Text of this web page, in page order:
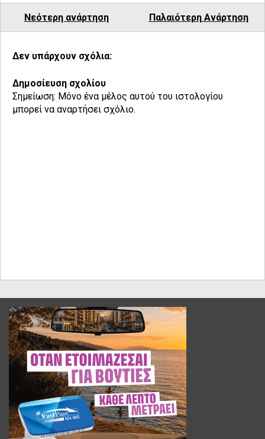
Νεότερη ανάρτηση Παλαιότερη Ανάρτηση
Δεν υπάρχουν σχόλια:
Δημοσίευση σχολίου
Σημείωση: Μόνο ένα μέλος αυτού του ιστολογίου
μπορεί να αναρτήσει σχόλιο.